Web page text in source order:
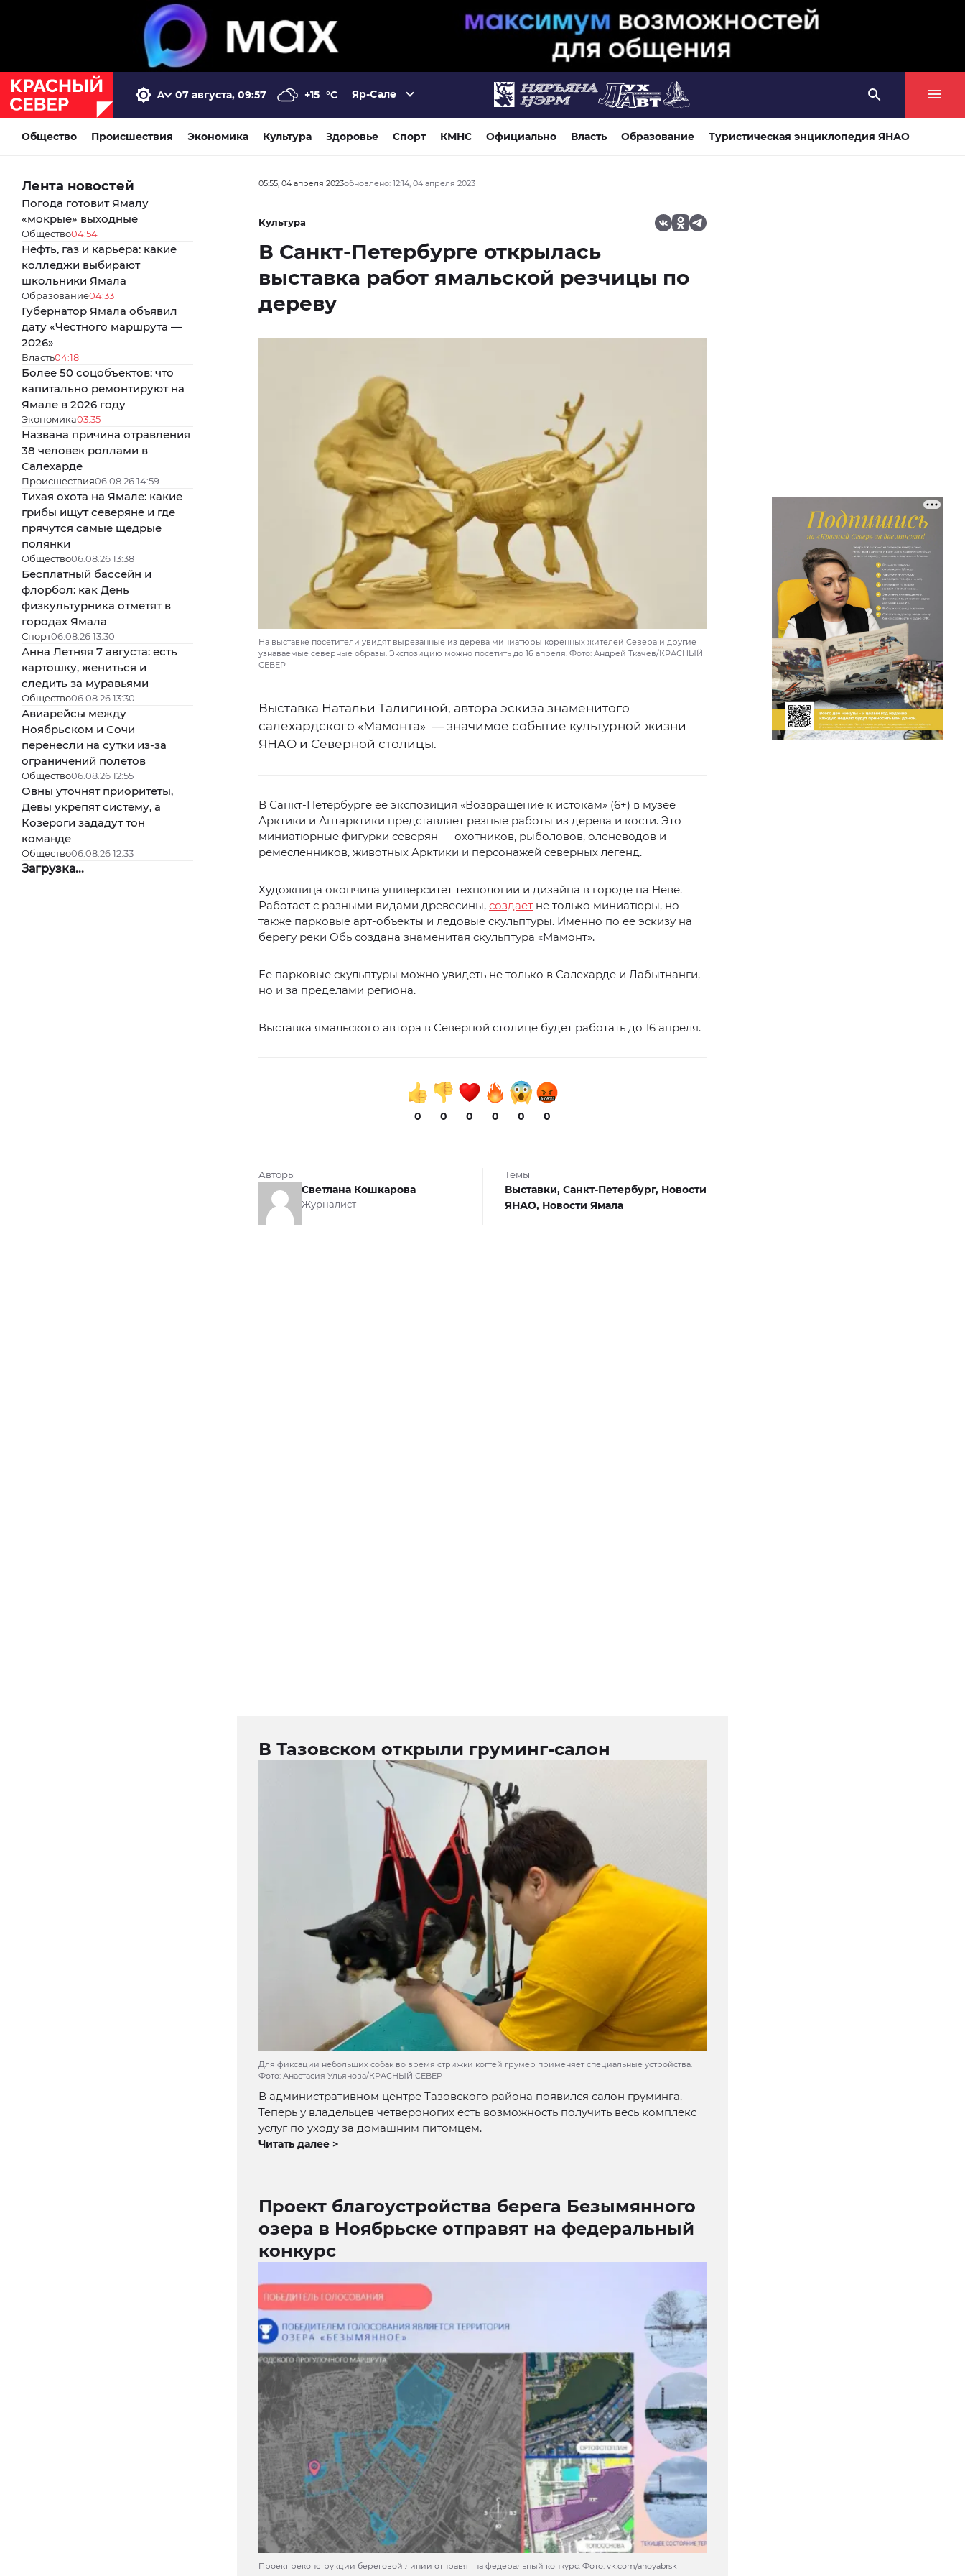
07 августа, 09:57 +15 °C Яр-Сале
Общество Происшествия Экономика Культура Здоровье Спорт КМНС Официально Власть Образование Туристическая энциклопедия ЯНАО
Лента новостей
Погода готовит Ямалу
«мокрые» выходные
Общество04:54
Нефть, газ и карьера: какие
колледжи выбирают
школьники Ямала
Образование04:33
Губернатор Ямала объявил
дату «Честного маршрута —
2026»
Власть04:18
Более 50 соцобъектов: что
капитально ремонтируют на
Ямале в 2026 году
Экономика03:35
Названа причина отравления
38 человек роллами в
Салехарде
Происшествия06.08.26 14:59
Тихая охота на Ямале: какие
грибы ищут северяне и где
прячутся самые щедрые
полянки
Общество06.08.26 13:38
Бесплатный бассейн и
флорбол: как День
физкультурника отметят в
городах Ямала
Спорт06.08.26 13:30
Анна Летняя 7 августа: есть
картошку, жениться и
следить за муравьями
Общество06.08.26 13:30
Авиарейсы между
Ноябрьском и Сочи
перенесли на сутки из-за
ограничений полетов
Общество06.08.26 12:55
Овны уточнят приоритеты,
Девы укрепят систему, а
Козероги зададут тон
команде
Общество06.08.26 12:33
Загрузка...
05:55, 04 апреля 2023обновлено: 12:14, 04 апреля 2023
Культура
В Санкт-Петербурге открылась
выставка работ ямальской резчицы по
дереву
На выставке посетители увидят вырезанные из дерева миниатюры коренных жителей Севера и другие
узнаваемые северные образы. Экспозицию можно посетить до 16 апреля. Фото: Андрей Ткачев/КРАСНЫЙ
СЕВЕР
Выставка Натальи Талигиной, автора эскиза знаменитого
салехардского «Мамонта» — значимое событие культурной жизни
ЯНАО и Северной столицы.
В Санкт-Петербурге ее экспозиция «Возвращение к истокам» (6+) в музее
Арктики и Антарктики представляет резные работы из дерева и кости. Это
миниатюрные фигурки северян — охотников, рыболовов, оленеводов и
ремесленников, животных Арктики и персонажей северных легенд.
Художница окончила университет технологии и дизайна в городе на Неве.
Работает с разными видами древесины, создает не только миниатюры, но
также парковые арт-объекты и ледовые скульптуры. Именно по ее эскизу на
берегу реки Обь создана знаменитая скульптура «Мамонт».
Ее парковые скульптуры можно увидеть не только в Салехарде и Лабытнанги,
но и за пределами региона.
Выставка ямальского автора в Северной столице будет работать до 16 апреля.
0 0 0 0 0 0
Авторы
Светлана Кошкарова
Журналист
Темы
Выставки, Санкт-Петербург, Новости
ЯНАО, Новости Ямала
В Тазовском открыли груминг-салон
Для фиксации небольших собак во время стрижки когтей грумер применяет специальные устройства.
Фото: Анастасия Ульянова/КРАСНЫЙ СЕВЕР
В административном центре Тазовского района появился салон груминга.
Теперь у владельцев четвероногих есть возможность получить весь комплекс
услуг по уходу за домашним питомцем.
Читать далее >
Проект благоустройства берега Безымянного
озера в Ноябрьске отправят на федеральный
конкурс
Проект реконструкции береговой линии отправят на федеральный конкурс. Фото: vk.com/anoyabrsk